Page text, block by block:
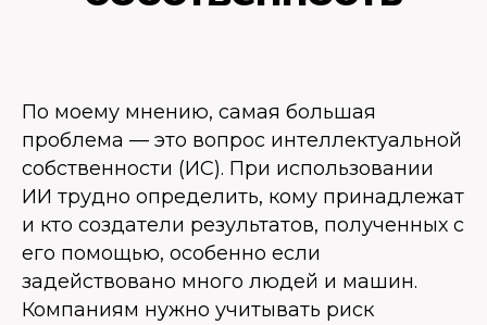
По моему мнению, самая большая
проблема — это вопрос интеллектуальной
собственности (ИС). При использовании
ИИ трудно определить, кому принадлежат
и кто создатели результатов, полученных с
его помощью, особенно если
задействовано много людей и машин.
Компаниям нужно учитывать риск